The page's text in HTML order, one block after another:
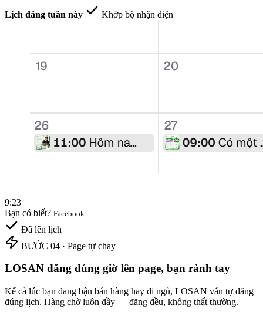
Lịch đăng tuần này Khớp bộ nhận diện
9:23
Bạn có biết? Facebook
Đã lên lịch
BƯỚC 04 · Page tự chạy
LOSAN đăng đúng giờ lên page, bạn rảnh tay
Kể cả lúc bạn đang bận bán hàng hay đi ngủ, LOSAN vẫn tự đăng
đúng lịch. Hàng chờ luôn đầy — đăng đều, không thất thường.